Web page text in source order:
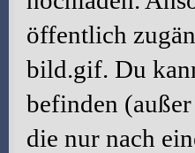
öffentlich
bild.gif. Du
befinden
die nur nach